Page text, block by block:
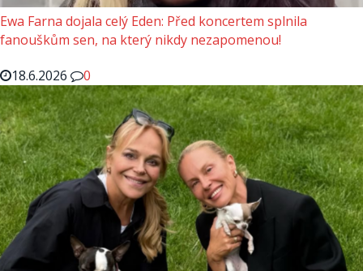
Ewa Farna dojala celý Eden: Před koncertem splnila
fanouškům sen, na který nikdy nezapomenou!
18.6.2026
0